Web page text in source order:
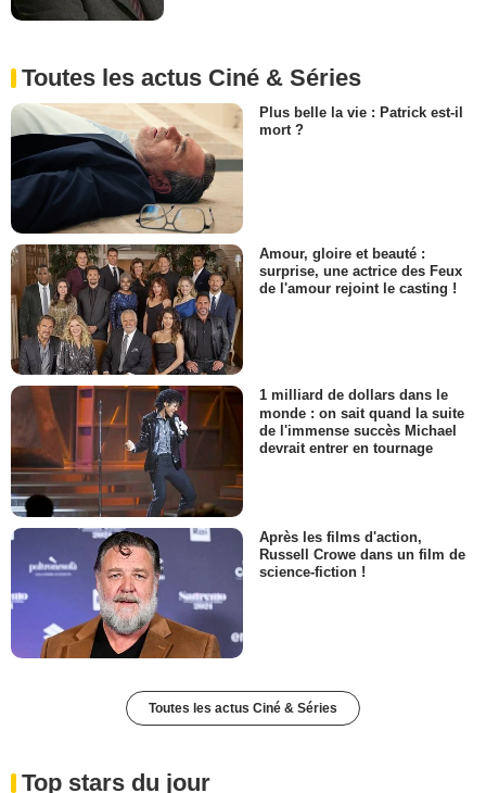
Toutes les actus Ciné & Séries
Plus belle la vie : Patrick est-il
mort ?
Amour, gloire et beauté :
surprise, une actrice des Feux
de l'amour rejoint le casting !
1 milliard de dollars dans le
monde : on sait quand la suite
de l'immense succès Michael
devrait entrer en tournage
Après les films d'action,
Russell Crowe dans un film de
science-fiction !
Toutes les actus Ciné & Séries
Top stars du jour